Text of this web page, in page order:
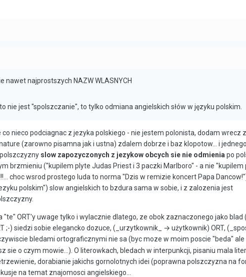
nawet najprostszych NAZW WLASNYCH
nie jest "spolszczanie", to tylko odmiana angielskich słów w języku polskim.
co nieco podciagnac z jezyka polskiego - nie jestem polonista, dodam wrecz
(zarowno pisamna jak i ustna) zdalem dobrze i baz klopotow... i
slow zapozyczonych z jezykow obcych sie nie odmieniapo
brzmieniu ("kupilem plyte Judas Priest i 3 paczki Marlboro" - a nie "kupilem
choc wsrod prostego luda to norma "Dzis w remizie koncert Papa
polskim") slow angielskich to bzdura sama w sobie, i z zalozenia jest
"te" ORT'y uwage tylko i wylacznie dlatego, ze obok zaznaczonego jako
;-) siedzi sobie elegancko dozuce, (_urzytkownik_ → użytkownik) ORT,
bledami ortograficznymi nie sa (byc moze w moim poscie "beda"
sie o czym mowie...). O literowkach, bledach w interpunkcji, pisaniu mala
dorabianie jakichs gornolotnych idei (poprawna polszczyzna na
na temat znajomosci angielskiego...